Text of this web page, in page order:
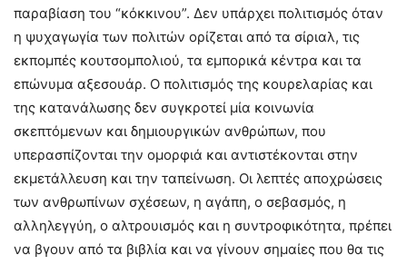
παραβίαση του “κόκκινου”. Δεν υπάρχει πολιτισμός όταν
η ψυχαγωγία των πολιτών ορίζεται από τα σίριαλ, τις
εκπομπές κουτσομπολιού, τα εμπορικά κέντρα και τα
επώνυμα αξεσουάρ. Ο πολιτισμός της κουρελαρίας και
της κατανάλωσης δεν συγκροτεί μία κοινωνία
σκεπτόμενων και δημιουργικών ανθρώπων, που
υπερασπίζονται την ομορφιά και αντιστέκονται στην
εκμετάλλευση και την ταπείνωση. Οι λεπτές αποχρώσεις
των ανθρωπίνων σχέσεων, η αγάπη, ο σεβασμός, η
αλληλεγγύη, ο αλτρουισμός και η συντροφικότητα, πρέπει
να βγουν από τα βιβλία και να γίνουν σημαίες που θα τις